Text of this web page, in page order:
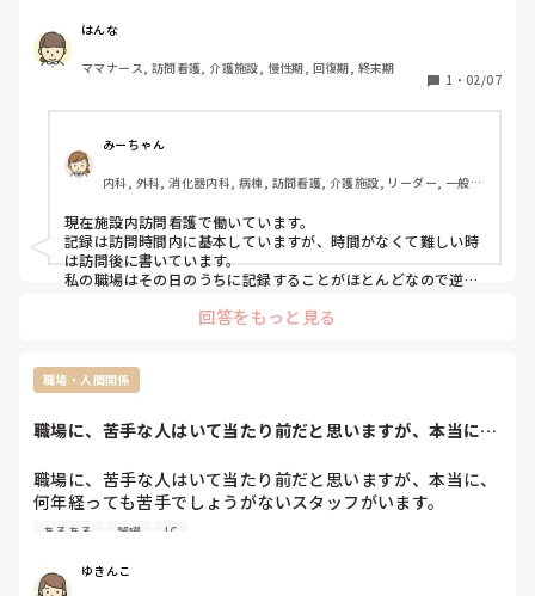
これ訪看あるあるなんでしょうか？？
記録はカナミックです。ケアやら観察やらで何やかんやして
たら記録する時間が無いって感じで…
はんな
ママナース, 訪問看護, 介護施設, 慢性期, 回復期, 終末期
1 ・ 02/07
みーちゃん
内科, 外科, 消化器内科, 病棟, 訪問看護, 介護施設, リーダー, 一般病
現在施設内訪問看護で働いています。
記録は訪問時間内に基本していますが、時間がなくて難しい時
は訪問後に書いています。
私の職場はその日のうちに記録することがほとんどなので逆に
回答をもっと見る
職場・人間関係
職場に、苦手な人はいて当たり前だと思いますが、本当に、
職場に、苦手な人はいて当たり前だと思いますが、本当に、
何年経っても苦手でしょうがないスタッフがいます。
久しぶりに、本当にキライだわと思いました(笑)
そのスタッフは、前日が日勤で、私は夜勤入りで、そのスタ
あるある 誤嚥 IC
ゆきんこ